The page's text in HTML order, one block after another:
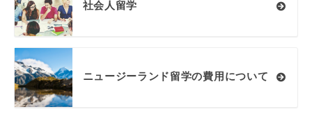
社会人留学
ニュージーランド留学の費用について